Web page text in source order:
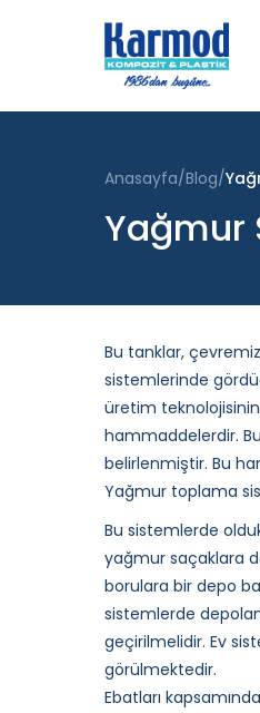
Anasayfa Blog
Yağmur
Bu tanklar,
sistemlerinde
üretim
hammaddelerdir.
belirlenmiştir. Bu
Yağmur toplama
Bu sistemlerde
yağmur saçaklara
borulara bir depo
sistemlerde
geçirilmelidir. Ev
görülmektedir.
Ebatları